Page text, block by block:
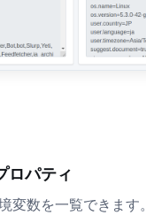
ロパティ
変数を一覧できます。